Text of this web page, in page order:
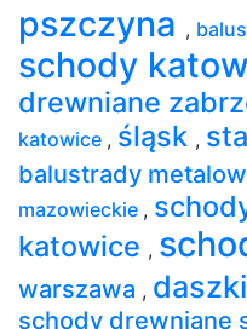
pszczyna ,
schody
drewniane
katowice , śląsk ,
balustrady
mazowieckie ,
katowice ,
warszawa , daszki
schody drewniane